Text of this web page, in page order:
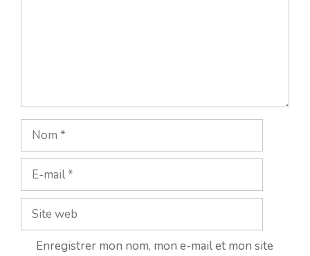
Nom
mail
Site
web
Enregistrer mon nom, mon e-mail et mon site